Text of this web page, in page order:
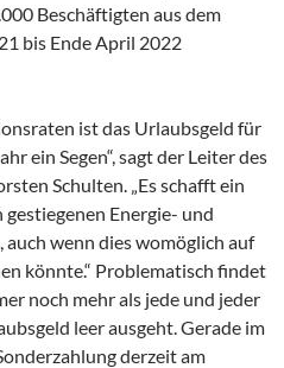
Beschäftigten aus dem
bis Ende April 2022
ist das Urlaubsgeld für
ein Segen“, sagt der Leiter des
Schulten. „Es schafft ein
Energie- und
wenn dies womöglich auf
könnte.“ Problematisch findet
noch mehr als jede und jeder
leer ausgeht. Gerade im
derzeit am